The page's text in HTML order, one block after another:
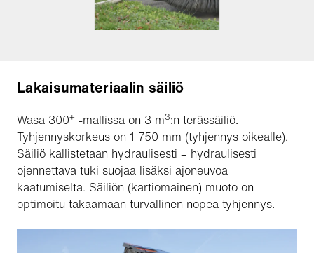
Lakaisumateriaalin säiliö
Wasa 300+ -mallissa on 3 m3:n terässäiliö.
Tyhjennyskorkeus on 1 750 mm (tyhjennys oikealle).
Säiliö kallistetaan hydraulisesti – hydraulisesti
ojennettava tuki suojaa lisäksi ajoneuvoa
kaatumiselta. Säiliön (kartiomainen) muoto on
optimoitu takaamaan turvallinen nopea tyhjennys.